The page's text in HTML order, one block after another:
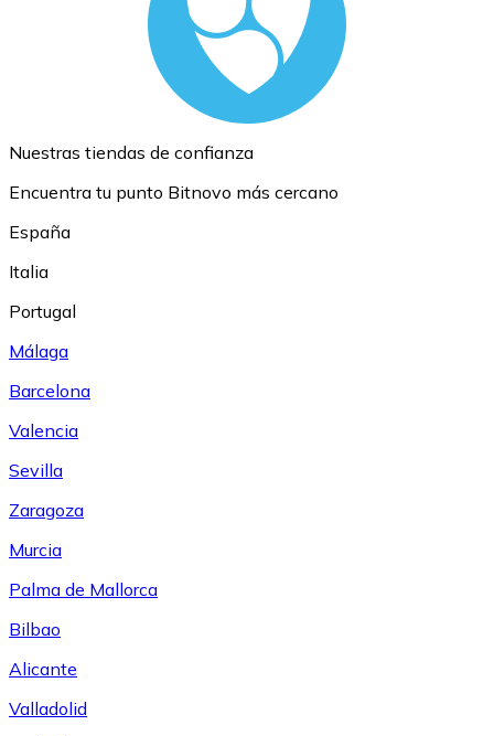
Nuestras tiendas de confianza
Encuentra tu punto Bitnovo más cercano
España
Italia
Portugal
Málaga
Barcelona
Valencia
Sevilla
Zaragoza
Murcia
Palma de Mallorca
Bilbao
Alicante
Valladolid